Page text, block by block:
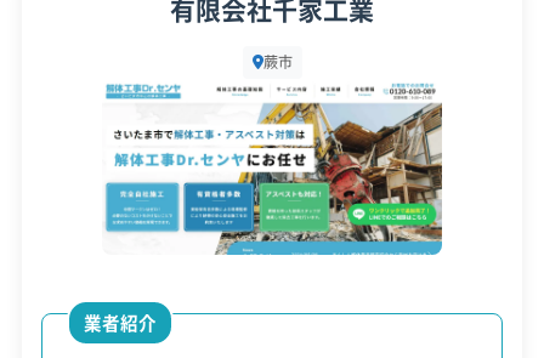
スチックなどは、すべて「産業廃棄物」に分類されま
す。蕨市と戸田市が共同で運営する「蕨戸田衛生セ
ンター」への持ち込みは固く禁じられています。こ
れらの廃棄物は、埼玉県の許可を得た専門業者に委
託し、民間の処理施設で適正に処理する必要があり
特に蕨市の狭い現場では、敷地内で廃材を細かく分
けるスペースを確保できないことも少なくありま
設立日 1992年
資本金 1,000万円
電話番号 048-446-0727
9:00～19:00
営業日
有限会社千家工業
蕨市
業者紹介